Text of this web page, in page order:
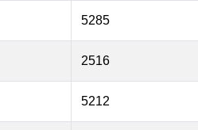
5285
2516
5212